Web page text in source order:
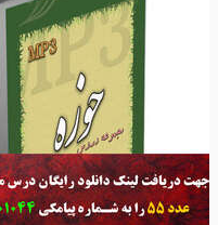
فلش کارت
فلش
تابلو کاشی
مجموعه
مجموعه
میناکاری
طرح ویژه